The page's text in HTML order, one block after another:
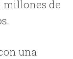
millones de
una